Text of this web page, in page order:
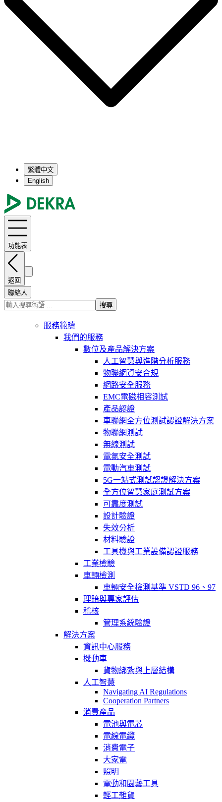
繁體中文
English
功能表
返回
聯絡人
搜尋
服務範疇
我們的服務
數位及產品解決方案
人工智慧與進階分析服務
物聯網資安合規
網路安全服務
EMC電磁相容測試
產品認證
車聯網全方位測試認證解決方案
物聯網測試
無線測試
電氣安全測試
電動汽車測試
5G一站式測試認證解決方案
全方位智慧家庭測試方案
可靠度測試
設計驗證
失效分析
材料驗證
工具機與工業設備認證服務
工業檢驗
車輛檢測
車輛安全檢測基準 VSTD 96、97
理賠與專家評估
稽核
管理系統驗證
解決方案
資訊中心服務
機動車
貨物綁紮與上層結構
人工智慧
Navigating AI Regulations
Cooperation Partners
消費產品
電池與電芯
電線電纜
消費電子
大家電
照明
電動和園藝工具
輕工雜貨